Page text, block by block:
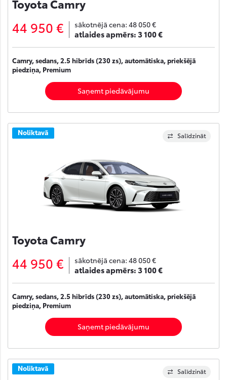
Toyota Camry
44 950 € sākotnējā cena: 48 050 €
atlaides apmērs:3 100 €
Camry, sedans, 2.5 hibrīds (230 zs), automātiska, priekšējā
piedziņa, Premium
Saņemt piedāvājumu
Salīdzināt
Noliktavā
Toyota Camry
44 950 € sākotnējā cena: 48 050 €
atlaides apmērs:3 100 €
Camry, sedans, 2.5 hibrīds (230 zs), automātiska, priekšējā
piedziņa, Premium
Saņemt piedāvājumu
Salīdzināt
Noliktavā